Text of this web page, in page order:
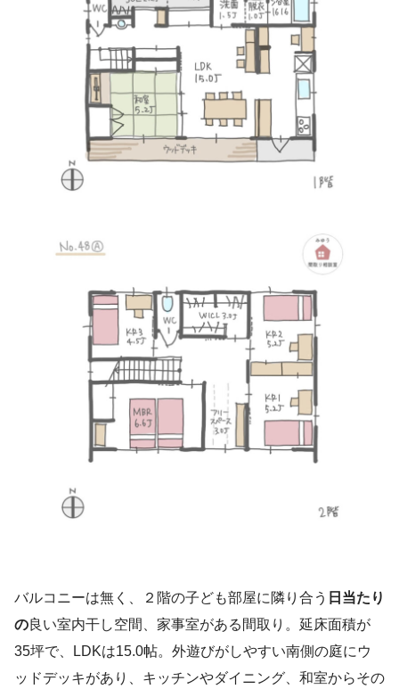
バルコニーは無く、２階の子ども部屋に隣り合う 日当たり
の良い室内干し空間、家事室がある間取り。延床面積が
35坪で、LDKは15.0帖。外遊びがしやすい南側の庭にウ
ッドデッキがあり、キッチンやダイニング、和室からその